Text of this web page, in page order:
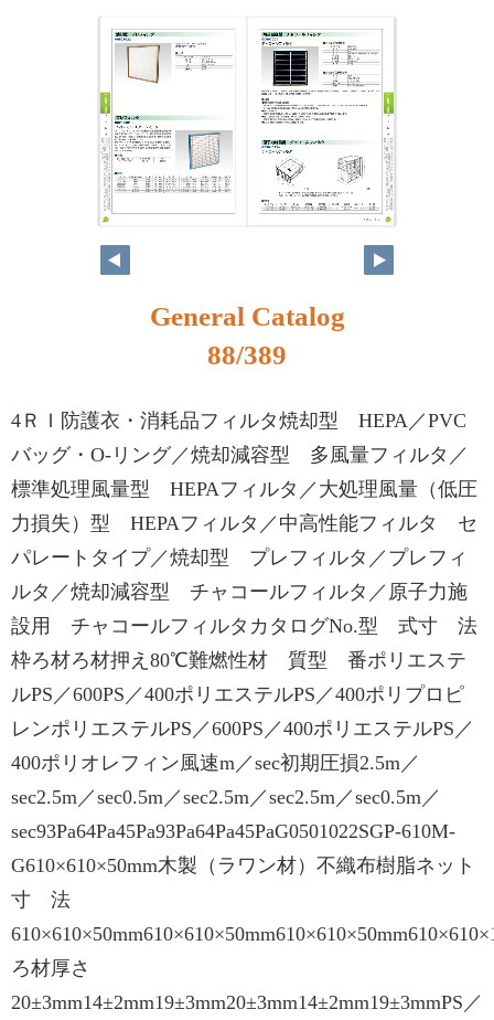
73
72
General Catalog
88/389
4ＲＩ防護衣・消耗品フィルタ焼却型 HEPA／PVC
バッグ・O-リング／焼却減容型 多風量フィルタ／
標準処理風量型 HEPAフィルタ／大処理風量（低圧
力損失）型 HEPAフィルタ／中高性能フィルタ セ
パレートタイプ／焼却型 プレフィルタ／プレフィ
ルタ／焼却減容型 チャコールフィルタ／原子力施
設用 チャコールフィルタカタログNo.型 式寸 法
枠ろ材ろ材押え80℃難燃性材 質型 番ポリエステ
ルPS／600PS／400ポリエステルPS／400ポリプロピ
レンポリエステルPS／600PS／400ポリエステルPS／
400ポリオレフィン風速m／sec初期圧損2.5m／
sec2.5m／sec0.5m／sec2.5m／sec2.5m／sec0.5m／
sec93Pa64Pa45Pa93Pa64Pa45PaG0501022SGP-610M-
G610×610×50mm木製（ラワン材）不織布樹脂ネット
寸 法
ろ材厚さ
20±3mm14±2mm19±3mm20±3mm14±2mm19±3mmPS／